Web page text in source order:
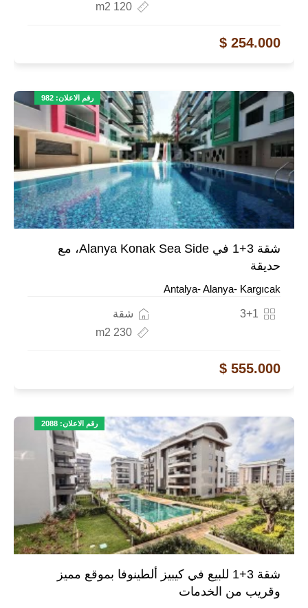
120 m2
254.000 $
رقم الاعلان: 982
شقة 3+1 في Alanya Konak Sea Side، مع
حديقة
Antalya- Alanya- Kargıcak
شقة
3+1
230 m2
555.000 $
رقم الاعلان: 2088
شقة 3+1 للبيع في كيبيز ألطينوفا بموقع مميز
وقريب من الخدمات